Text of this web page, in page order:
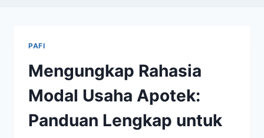
PAFI
Mengungkap Rahasia
Modal Usaha Apotek:
Panduan Lengkap untuk